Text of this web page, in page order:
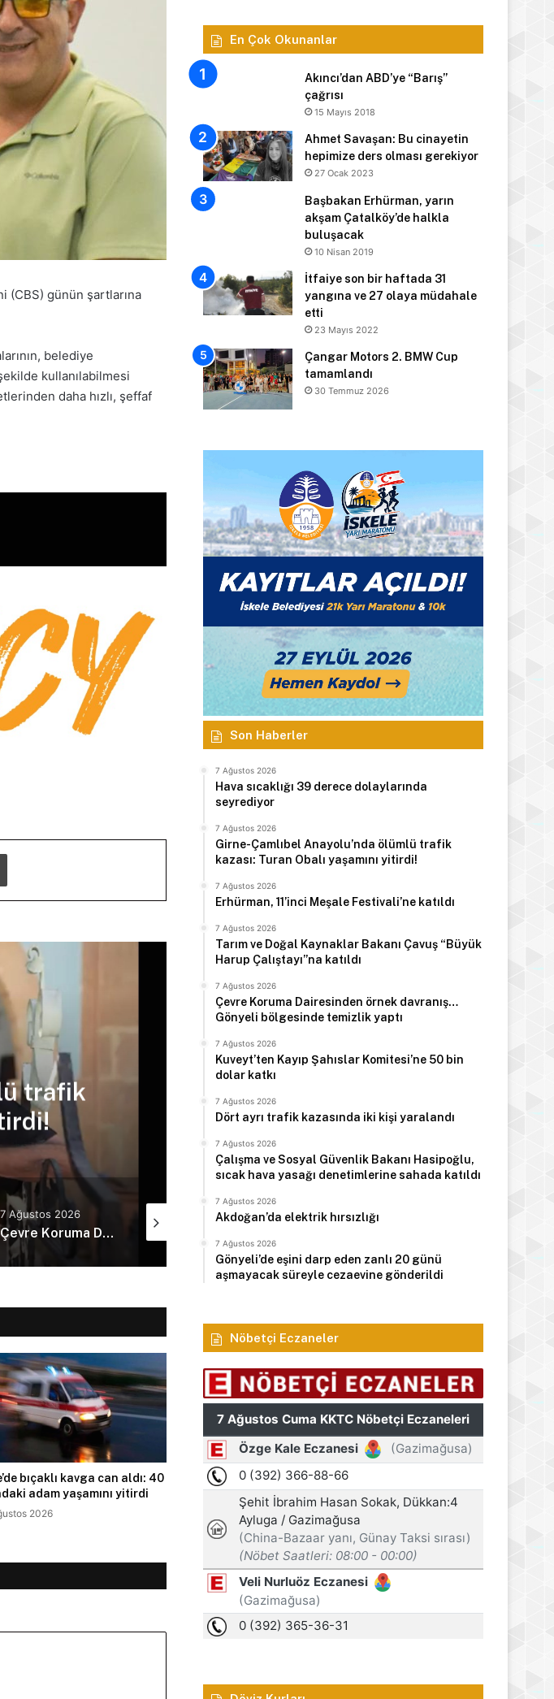
(CBS) günün şartlarına
belediye
kullanılabilmesi
daha hızlı, şeffaf
Yazdır
trafik
Erhürman, 11’inci Meşale
7 Ağustos 2026
Çevre Koruma Dairesinden örnek davranış… Gönyeli bölgesinde temizlik yaptı
7 Ağustos 2026 7 Ağustos 2026
bıçaklı kavga can aldı: 40
adam yaşamını yitirdi
2026
En Çok Okunanlar
Akıncı’dan ABD’ye “Barış”
çağrısı
15 Mayıs 2018
Ahmet Savaşan: Bu cinayetin
hepimize ders olması gerekiyor
27 Ocak 2023
Başbakan Erhürman, yarın
akşam Çatalköy’de halkla
buluşacak
10 Nisan 2019
İtfaiye son bir haftada 31
yangına ve 27 olaya müdahale
etti
23 Mayıs 2022
Çangar Motors 2. BMW Cup
tamamlandı
30 Temmuz 2026
Son Haberler
7 Ağustos 2026
Hava sıcaklığı 39 derece dolaylarında
seyrediyor
7 Ağustos 2026
Girne-Çamlıbel Anayolu’nda ölümlü trafik
kazası: Turan Obalı yaşamını yitirdi!
7 Ağustos 2026
Erhürman, 11’inci Meşale Festivali’ne katıldı
7 Ağustos 2026
Tarım ve Doğal Kaynaklar Bakanı Çavuş “Büyük
Harup Çalıştayı”na katıldı
7 Ağustos 2026
Çevre Koruma Dairesinden örnek davranış…
Gönyeli bölgesinde temizlik yaptı
7 Ağustos 2026
Kuveyt’ten Kayıp Şahıslar Komitesi’ne 50 bin
dolar katkı
7 Ağustos 2026
Dört ayrı trafik kazasında iki kişi yaralandı
7 Ağustos 2026
Çalışma ve Sosyal Güvenlik Bakanı Hasipoğlu,
sıcak hava yasağı denetimlerine sahada katıldı
7 Ağustos 2026
Akdoğan’da elektrik hırsızlığı
7 Ağustos 2026
Gönyeli’de eşini darp eden zanlı 20 günü
aşmayacak süreyle cezaevine gönderildi
Nöbetçi Eczaneler